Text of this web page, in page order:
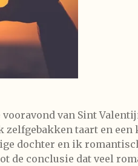
vooravond van Sint
zelfgebakken taart en een
dochter en ik
de conclusie dat veel